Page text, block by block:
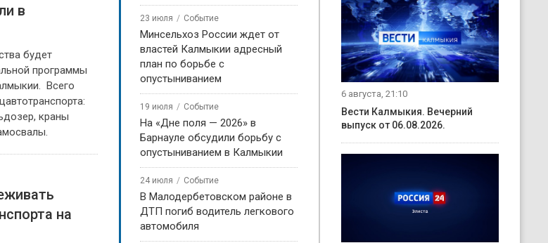
в
будет
программы
Всего
краны
на
23 июля Событие
Минсельхоз России ждет от
властей Калмыкии адресный
план по борьбе с
опустыниванием
19 июля Событие
На «Дне поля — 2026» в
Барнауле обсудили борьбу с
опустыниванием в Калмыкии
24 июля Событие
В Малодербетовском районе в
ДТП погиб водитель легкового
автомобиля
6 августа, 21:10
Вести Калмыкия. Вечерний
выпуск от 06.08.2026.